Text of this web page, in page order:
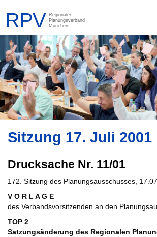
Sitzung 17. Juli 2001
Drucksache Nr. 11/01
172. Sitzung des Planungsausschusses,
V O R L A G E
des Verbandsvorsitzenden an den
TOP 2
Satzungsänderung des Regionalen